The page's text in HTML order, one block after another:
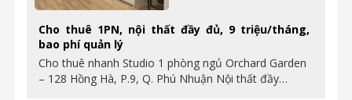
Cho thuê 1PN, nội thất đầy đủ, 9 triệu/tháng,
bao phí quản lý
Cho thuê nhanh Studio 1 phòng ngủ Orchard Garden
– 128 Hồng Hà, P.9, Q. Phú Nhuận Nội thất đầy…